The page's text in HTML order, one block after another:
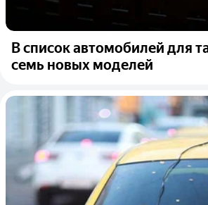
В список автомобилей для
семь новых моделей